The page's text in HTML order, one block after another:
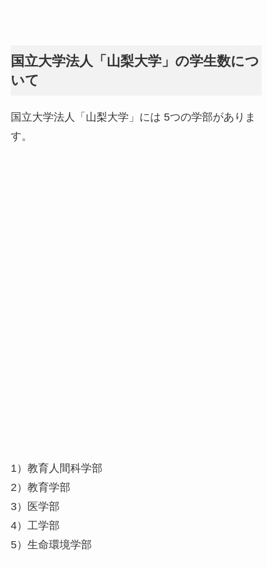
国立大学法人「山梨大学」の学生数につ
いて
国立大学法人「山梨大学」には 5つの学部がありま
す。
1）教育人間科学部
2）教育学部
3）医学部
4）工学部
5）生命環境学部